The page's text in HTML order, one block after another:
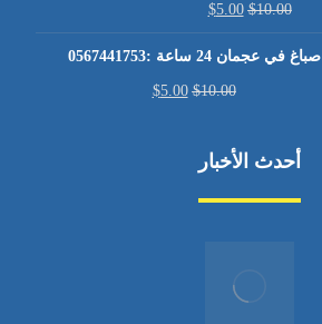
$10.00
$5.00
صباغ في عجمان 24 ساعة :0567441753
$10.00
$5.00
أحدث الأخبار